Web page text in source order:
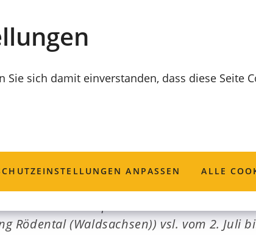
sich damit einverstanden, dass diese Seite
ANPASSEN ALLE
Rödental (Waldsachsen)) vsl. vom 2. Juli